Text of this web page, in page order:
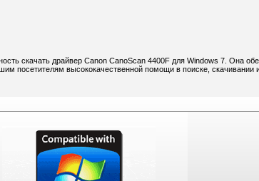
скачать драйвер Canon CanoScan 4400F для Windows 7. Она
посетителям высококачественной помощи в поиске, скачивании